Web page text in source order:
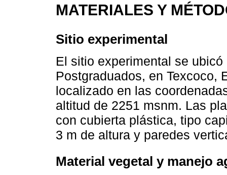
MATERIALES Y
Sitio experimental
El sitio experimental se
Postgraduados, en Texcoco,
localizado en las coordenadas
altitud de 2251 msnm. Las
con cubierta plástica, tipo
3 m de altura y paredes
Material vegetal y manejo